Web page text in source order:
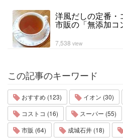
洋風だしの定番
市販の「無添加コ
7,538 view
この記事のキーワード
おすすめ (123) イオン (30)
コストコ (16)
スーパー (55)
市販 (64)
成城石井 (18)